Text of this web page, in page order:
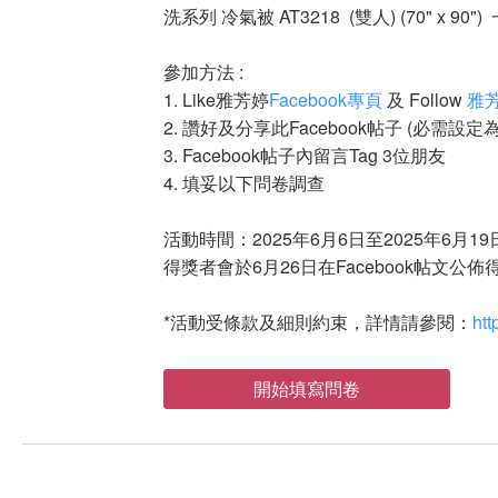
洗系列 冷氣被 AT3218 (雙人) (70" x 90")
參加方法 :
1. Like雅芳婷Facebook專頁 及 Follow雅
2. 讚好及分享此Facebook帖子 (必需設定
3. Facebook帖子內留言Tag 3位朋友
4. 填妥以下問卷調查
活動時間：2025年6月6日至2025年6月19
得獎者會於6月26日在Facebook帖文公佈
*活動受條款及細則約束，詳情請參閱：
開始填寫問卷